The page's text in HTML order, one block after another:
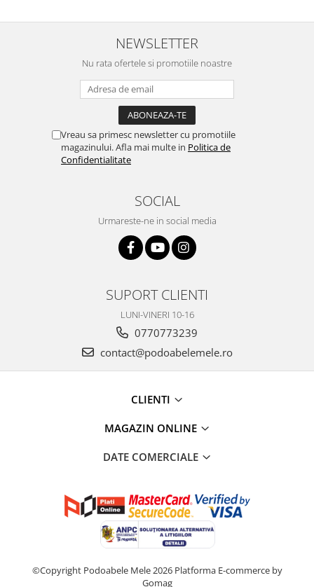
NEWSLETTER
Nu rata ofertele si promotiile noastre
Vreau sa primesc newsletter cu promotiile
magazinului. Afla mai multe in Politica de
Confidentialitate
SOCIAL
Urmareste-ne in social media
SUPORT CLIENTI
LUNI-VINERI 10-16
0770773239
contact@podoabelemele.ro
CLIENTI
MAGAZIN ONLINE
DATE COMERCIALE
©Copyright Podoabele Mele 2026 Platforma E-commerce by
Gomag